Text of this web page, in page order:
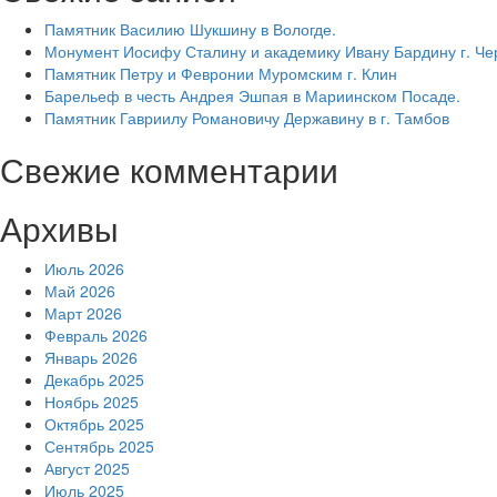
Памятник Василию Шукшину в Вологде.
Монумент Иосифу Сталину и академику Ивану Бардину г.
Памятник Петру и Февронии Муромским г. Клин
Барельеф в честь Андрея Эшпая в Мариинском Посаде.
Памятник Гавриилу Романовичу Державину в г. Тамбов
Свежие комментарии
Архивы
Июль 2026
Май 2026
Март 2026
Февраль 2026
Январь 2026
Декабрь 2025
Ноябрь 2025
Октябрь 2025
Сентябрь 2025
Август 2025
Июль 2025